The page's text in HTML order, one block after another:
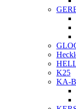
K25
KA-